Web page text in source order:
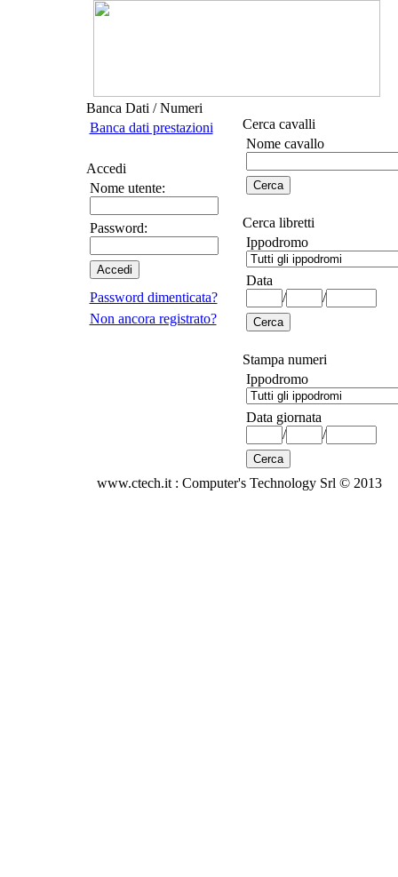
Banca Dati / Numeri
Banca dati prestazioni
Accedi
Nome utente:
Password:
Password dimenticata?
Non ancora registrato?
Cerca cavalli
Nome cavallo
Cerca libretti
Ippodromo
Data
/
/
Stampa numeri
Ippodromo
Data giornata
/
/
www.ctech.it : Computer's Technology Srl © 2013